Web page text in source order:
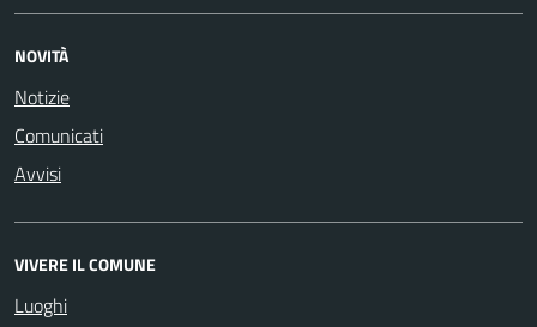
NOVITÀ
Notizie
Comunicati
Avvisi
VIVERE IL COMUNE
Luoghi